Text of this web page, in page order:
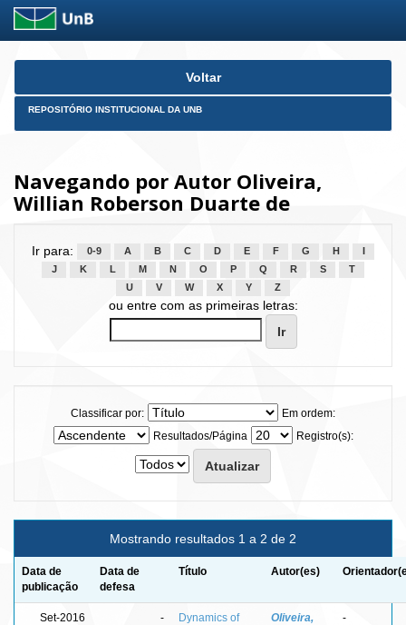
Skip
Voltar
REPOSITÓRIO INSTITUCIONAL DA UNB
Navegando por Autor Oliveira,
Willian Roberson Duarte de
Ir para: 0-9 A B C D E F G H
J
K L M N O P Q R S
T
U
V W X Y Z
ou entre com as primeiras letras:
Classificar por:
Em ordem:
Resultados/Página
Registro(s):
Mostrando resultados 1 a 2 de 2
Data de
publicação
Data de
defesa
Título Autor(es)
Set-2016 -
Dynamics of
Oliveira,
-